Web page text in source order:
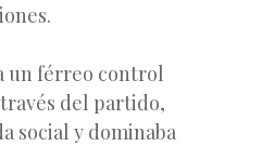
un férreo control
del partido,
social y dominaba